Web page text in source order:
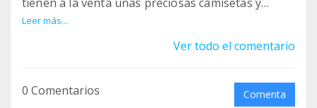
sudaderas. Hasta el 31 de Julio se pueden hacer
diseño muy chulo y con un bonito mensaje.
Leer más...
Ver todo el comentario
0 Comentarios Comenta